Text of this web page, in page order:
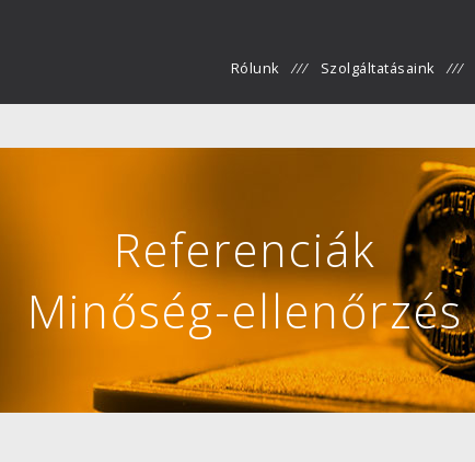
Rólunk Szolgáltatásaink
Referenciák
Minőség-ellenőrzés